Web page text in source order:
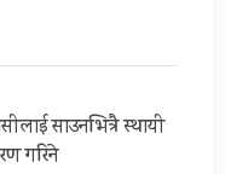
साउनभित्रै स्थायी
गरिने